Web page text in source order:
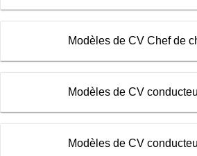
Modèles de CV Chef de
Modèles de CV
Modèles de CV